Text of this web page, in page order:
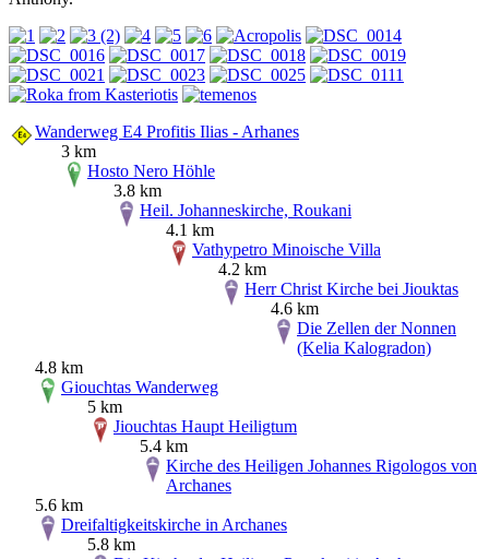
Wanderweg E4 Profitis Ilias - Arhanes
3 km
Hosto Nero Höhle
3.8 km
Heil. Johanneskirche, Roukani
4.1 km
Vathypetro Minoische Villa
4.2 km
Herr Christ Kirche bei Jiouktas
4.6 km
Die Zellen der Nonnen
(Kelia Kalogradon)
4.8 km
Giouchtas Wanderweg
5 km
Jiouchtas Haupt Heiligtum
5.4 km
Kirche des Heiligen Johannes Rigologos von
Archanes
5.6 km
Dreifaltigkeitskirche in Archanes
5.8 km